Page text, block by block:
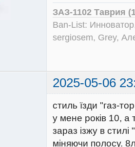
ЗАЗ-1102 Таврия
Ban-List:
sergiosem, Grey,
2025-05-06
стиль їзди "газ-
у мене років 10, а
зараз ізжу в
міняючи полосу.